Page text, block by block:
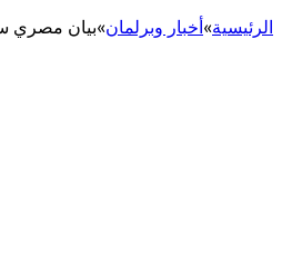
الرئيسية»أخبار وبرلمان»بيان مصري